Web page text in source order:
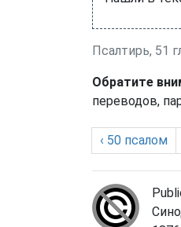
Псалтирь, 51
Обратите
переводов,
‹ 50 псалом